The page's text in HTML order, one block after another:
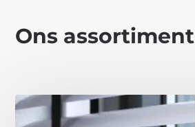
Ons assortiment